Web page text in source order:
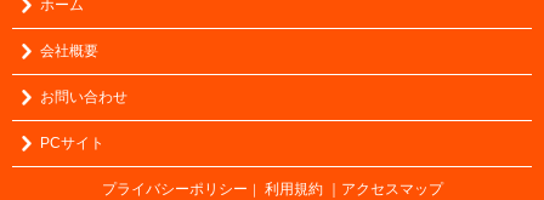
ホーム
会社概要
お問い合わせ
PCサイト
プライバシーポリシー ｜ 利用規約 ｜アクセスマップ